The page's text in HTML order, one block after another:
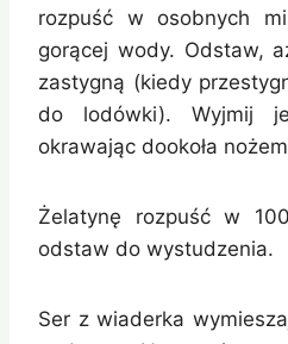
rozpuść w osobnych
gorącej wody. Odstaw,
zastygną (kiedy
do lodówki). Wyjmij
okrawając dookoła
Żelatynę rozpuść w
odstaw do wystudzenia.
Ser z wiaderka